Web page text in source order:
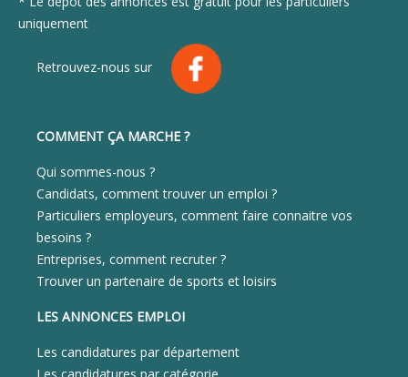
uniquement
Retrouvez-nous sur
COMMENT ÇA MARCHE ?
Qui sommes-nous ?
Candidats, comment trouver un emploi ?
Particuliers employeurs, comment faire connaitre vos
besoins ?
Entreprises, comment recruter ?
Trouver un partenaire de sports et loisirs
LES ANNONCES EMPLOI
Les candidatures par département